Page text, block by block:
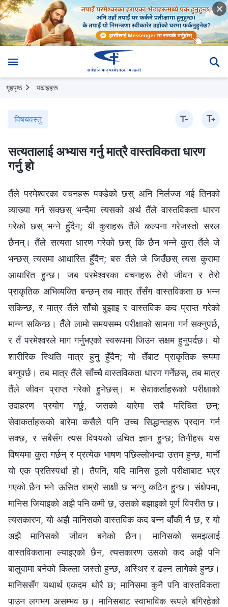
गृहपृष्ठ पढाइहरू
विषयवस्तु
सत्यतालाई अभ्यास गर्नु मात्रै वास्तविकता धारण
गर्नु हो
तैंले परमेश्‍वरका वचनहरू पक्डेको छस् अनि निर्लज्ज भई तिनको
व्याख्या गर्न सक्छस् भन्दैमा त्यसको अर्थ तैंले वास्तविकता धारण
गरेको छस् भन्ने हुँदैन; यी कुराहरू तैंले कल्पना गरेजस्तो सरल
छैनन्। तैंले सत्यता धारण गरेको छस् कि छैन भन्‍ने कुरा तैंले जे
भन्छस् त्यसमा आधारित हुँदैन; बरु तैंले जे जिउँछस् त्यस कुरामा
आधारित हुन्छ। जब परमेश्‍वरका वचनहरू तेरो जीवन र तेरो
प्राकृतिक अभिव्यक्ति बन्छन् तब मात्र तँसँग वास्तविकता छ भन्न
सकिन्छ, र मात्र तैंले साँचो बुझाइ र वास्तविक कद प्राप्त गरेको
मान्न सकिन्छ। तैँले लामो समयसम्म परीक्षाको सामना गर्न सक्‍नुपर्छ,
र तँ परमेश्‍वरले माग गर्नुभएको स्वरूपमा जिउन सक्षम हुनुपर्दछ। यो
शारीरिक स्थिति मात्र हुनु हुँदैन; यो तँबाट प्राकृतिक रूपमा
बग्नुपर्छ। तब मात्र तैंले साँच्चै वास्तविकता धारण गर्नेछस्, तब मात्र
तैंले जीवन प्राप्त गरेको हुनेछस्। म सेवाकर्ताहरूको परीक्षाको
उदाहरण प्रयोग गर्छु, जसको बारेमा सबै परिचित छन्:
सेवाकर्ताहरूको बारेमा कसैले पनि उच्च सिद्धान्तहरू प्रदान गर्न
सक्छ, र सबैसँग त्यस विषयको उचित ज्ञान हुन्छ; तिनीहरू यस
विषयमा कुरा गर्छन् र प्रत्येक भाषण पछिल्लोभन्दा उत्तम हुन्छ, मानौं
यो एक प्रतिस्पर्धा हो। तैपनि, यदि मानिस ठूलो परीक्षाबाट भएर
गएको छैन भने ऊसित राम्रो साक्षी छ भन्नु कठिन हुन्छ। संक्षेपमा,
मानिस जियाइको अझै पनि कमी छ, उसको बझाइको पूर्ण विपरीत छ।
त्यसकारण, यो अझै मानिसको वास्तविक कद बन्‍न बाँकी नै छ, र यो
अझै मानिसको जीवन बनेको छैन। मानिसको समझलाई
वास्तविकतामा ल्याइएको छैन, त्यसकारण उसको कद अझै पनि
बालुवामा बनेको किल्ला जस्तो हुन्छ, अस्थिर र ढल्न लागेको हुन्छ।
मानिससँग यथार्थ एकदम थोरै छ; मानिसमा कुनै पनि वास्तविकता
पाउन लगभग असम्भव छ। मानिसबाट स्वाभाविक रूपले बगिरहेको